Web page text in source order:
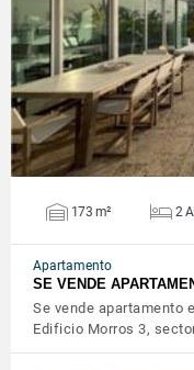
173 m² 2
Apartamento
SE VENDE
Se vende apartamento
Edificio Morros 3,